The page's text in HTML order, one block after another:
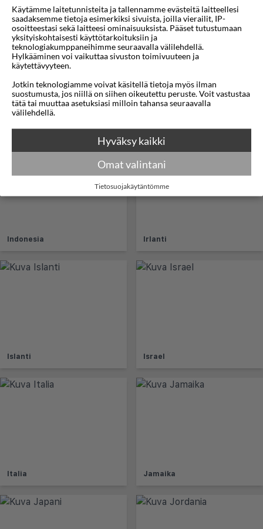
Ranska
Indonesia Irlanti
Islanti Israel
Italia Jamaika
Käytämme laitetunnisteita ja tallennamme evästeitä laitteellesi
saadaksemme tietoja esimerkiksi sivuista, joilla vierailit, IP-
osoitteestasi sekä laitteesi ominaisuuksista. Pääset tutustumaan
yksityiskohtaisesti käyttötarkoituksiin ja
teknologiakumppaneihimme seuraavalla välilehdellä.
Hylkääminen voi vaikuttaa sivuston toimivuuteen ja
käytettävyyteen.
Jotkin teknologiamme voivat käsitellä tietoja myös ilman
suostumusta, jos niillä on siihen oikeutettu peruste. Voit vastustaa
tätä tai muuttaa asetuksiasi milloin tahansa seuraavalla
välilehdellä.
Hyväksy kaikki
Omat valintani
Tietosuojakäytäntömme